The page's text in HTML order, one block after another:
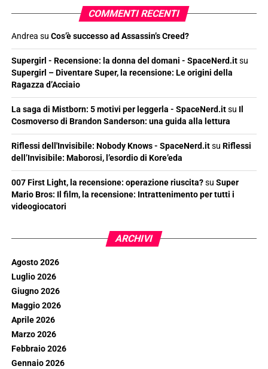
COMMENTI RECENTI
Andrea su Cos’è successo ad Assassin’s Creed?
Supergirl - Recensione: la donna del domani - SpaceNerd.itsu
Supergirl – Diventare Super, la recensione: Le origini della
Ragazza d’Acciaio
La saga di Mistborn: 5 motivi per leggerla - SpaceNerd.itsu Il
Cosmoverso di Brandon Sanderson: una guida alla lettura
Riflessi dell'Invisibile: Nobody Knows - SpaceNerd.itsu Riflessi
dell’Invisibile: Maborosi, l’esordio di Kore’eda
007 First Light, la recensione: operazione riuscita?su Super
Mario Bros: Il film, la recensione: Intrattenimento per tutti i
videogiocatori
ARCHIVI
Agosto 2026
Luglio 2026
Giugno 2026
Maggio 2026
Aprile 2026
Marzo 2026
Febbraio 2026
Gennaio 2026